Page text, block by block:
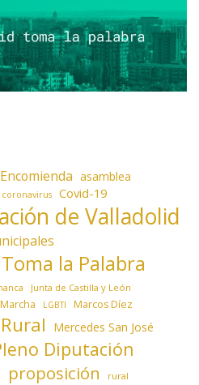
asamblea
coronavirus Covid-19
de Valladolid
la Palabra
Junta de Castilla y León
LGBTI Marcos Díez
Mercedes San José
Diputación
proposición rural